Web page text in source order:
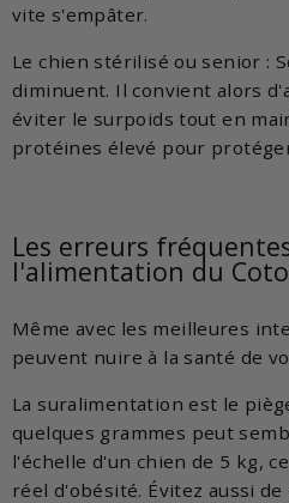
vite s'empâter.
Le chien stérilisé ou senior :
diminuent. Il convient alors
éviter le surpoids tout en
protéines élevé pour
Les erreurs
l'alimentation du
Même avec les meilleures
peuvent nuire à la santé de
La suralimentation est le
quelques grammes peut
l'échelle d'un chien de 5 kg,
réel d'obésité. Évitez aussi